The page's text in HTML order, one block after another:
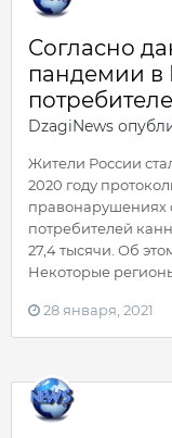
Согласно
пандемии в
DzagiNews
Жители России
2020 году
правонарушениях
потребителей
27,4 тысячи. Об
Некоторые
28 января, 2021